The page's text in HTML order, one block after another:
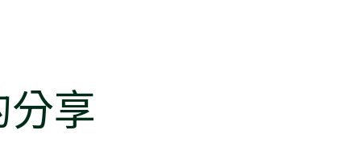
享